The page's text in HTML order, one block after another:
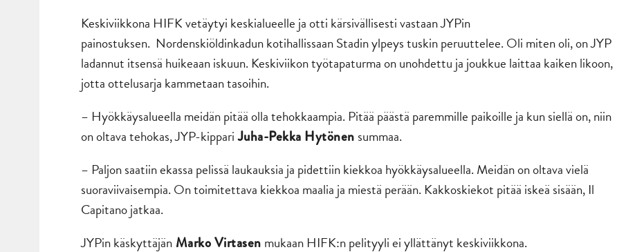
Keskiviikkona HIFK vetäytyi keskialueelle ja otti kärsivällisesti vastaan JYPin
painostuksen. Nordenskiöldinkadun kotihallissaan Stadin ylpeys tuskin peruuttelee. Oli miten oli, on JYP
ladannut itsensä huikeaan iskuun. Keskiviikon työtapaturma on unohdettu ja joukkue laittaa kaiken likoon,
jotta ottelusarja kammetaan tasoihin.
– Hyökkäysalueella meidän pitää olla tehokkaampia. Pitää päästä paremmille paikoille ja kun siellä on, niin
on oltava tehokas, JYP-kippariJuha-Pekka Hytönen summaa.
– Paljon saatiin ekassa pelissä laukauksia ja pidettiin kiekkoa hyökkäysalueella. Meidän on oltava vielä
suoraviivaisempia. On toimitettava kiekkoa maalia ja miestä perään. Kakkoskiekot pitää iskeä sisään, Il
Capitano jatkaa.
JYPin käskyttäjän Marko Virtasen mukaan HIFK:n pelityyli ei yllättänyt keskiviikkona.